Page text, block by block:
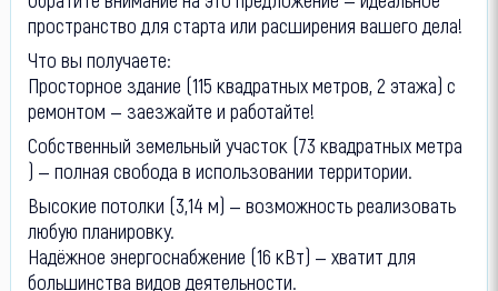
пространство для старта или расширения вашего дела!
Что вы получаете:
Просторное здание (115 квадратных метров, 2 этажа) с
ремонтом — заезжайте и работайте!
Собственный земельный участок (73 квадратных метра
) — полная свобода в использовании территории.
Высокие потолки (3,14 м) — возможность реализовать
любую планировку.
Надёжное энергоснабжение (16 кВт) — хватит для
большинства видов деятельности.